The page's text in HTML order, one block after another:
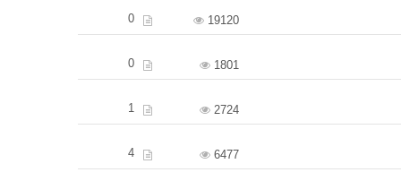
19120
0
1801
0
2724
1
6477
4